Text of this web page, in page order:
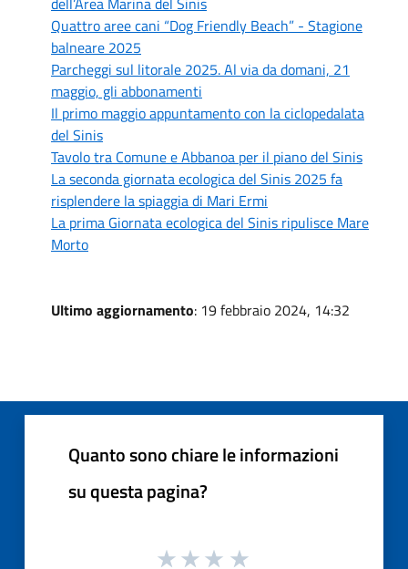
Quattro aree cani “Dog Friendly Beach” - Stagione
balneare 2025
Parcheggi sul litorale 2025. Al via da domani, 21
maggio, gli abbonamenti
Il primo maggio appuntamento con la ciclopedalata
del Sinis
Tavolo tra Comune e Abbanoa per il piano del Sinis
La seconda giornata ecologica del Sinis 2025 fa
risplendere la spiaggia di Mari Ermi
La prima Giornata ecologica del Sinis ripulisce Mare
Morto
Ultimo aggiornamento: 19 febbraio 2024, 14:32
Quanto sono chiare le informazioni
su questa pagina?